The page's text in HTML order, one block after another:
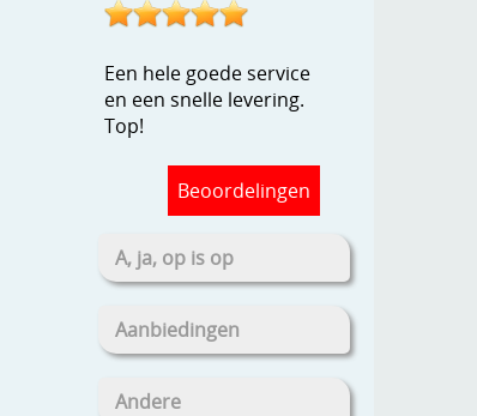
Een hele goede service
en een snelle levering.
Top!
Beoordelingen
A, ja, op is op
Aanbiedingen
Andere